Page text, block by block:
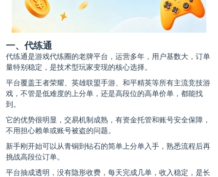
一、代练通
代练通是游戏代练圈的老牌平台，运营多年，用户基数大，订单
量特别稳定，是技术型玩家变现的核心选择。
平台覆盖王者荣耀、英雄联盟手游、和平精英等所有主流竞技游
戏，不管是低难度的上分单，还是高段位的高单价单，都能找
到。
它的优势很明显，交易机制成熟，有资金托管和账号安全保障，
不用担心赖单或账号被盗的问题。
新手刚开始可以从青铜到钻石的简单上分单入手，熟悉流程后再
挑战高段位订单。
平台抽成透明，没有隐形收费，每天完成几单，收入稳定，是长